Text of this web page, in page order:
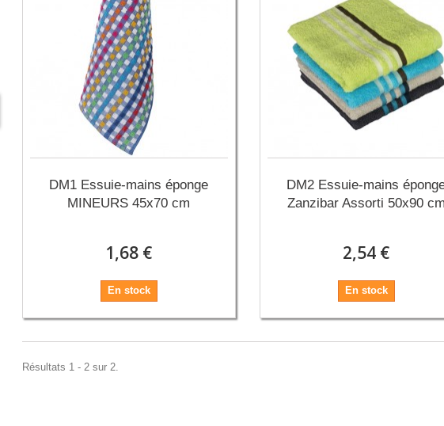
DM1 Essuie-mains éponge
MINEURS 45x70 cm
1,68 €
En stock
DM2 Essuie-mains
Zanzibar Assorti 50x90
2,54 €
En stock
Résultats 1 - 2 sur 2.